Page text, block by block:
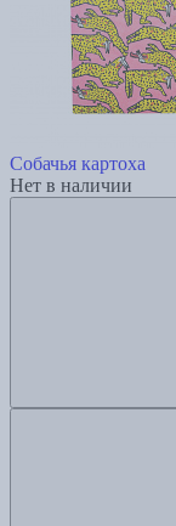
Собачья картоха
Нет в наличии